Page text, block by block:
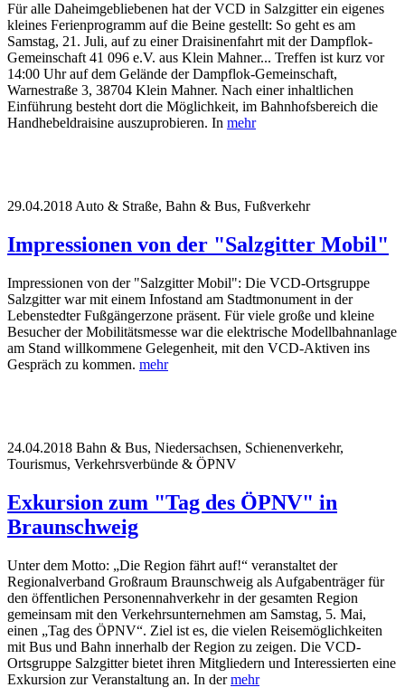
Für alle Daheimgebliebenen hat der VCD in Salzgitter ein eigenes
kleines Ferienprogramm auf die Beine gestellt: So geht es am
Samstag, 21. Juli, auf zu einer Draisinenfahrt mit der Dampflok-
Gemeinschaft 41 096 e.V. aus Klein Mahner... Treffen ist kurz vor
14:00 Uhr auf dem Gelände der Dampflok-Gemeinschaft,
Warnestraße 3, 38704 Klein Mahner. Nach einer inhaltlichen
Einführung besteht dort die Möglichkeit, im Bahnhofsbereich die
Handhebeldraisine auszuprobieren. In mehr
29.04.2018Auto & Straße, Bahn & Bus, Fußverkehr
Impressionen von der "Salzgitter Mobil"
Impressionen von der "Salzgitter Mobil": Die VCD-Ortsgruppe
Salzgitter war mit einem Infostand am Stadtmonument in der
Lebenstedter Fußgängerzone präsent. Für viele große und kleine
Besucher der Mobilitätsmesse war die elektrische Modellbahnanlage
am Stand willkommene Gelegenheit, mit den VCD-Aktiven ins
Gespräch zu kommen. mehr
24.04.2018 Bahn & Bus, Niedersachsen, Schienenverkehr,
Tourismus, Verkehrsverbünde & ÖPNV
Exkursion zum "Tag des ÖPNV" in
Braunschweig
Unter dem Motto: „Die Region fährt auf!“ veranstaltet der
Regionalverband Großraum Braunschweig als Aufgabenträger für
den öffentlichen Personennahverkehr in der gesamten Region
gemeinsam mit den Verkehrsunternehmen am Samstag, 5. Mai,
einen „Tag des ÖPNV“. Ziel ist es, die vielen Reisemöglichkeiten
mit Bus und Bahn innerhalb der Region zu zeigen. Die VCD-
Ortsgruppe Salzgitter bietet ihren Mitgliedern und Interessierten eine
Exkursion zur Veranstaltung an. In dermehr